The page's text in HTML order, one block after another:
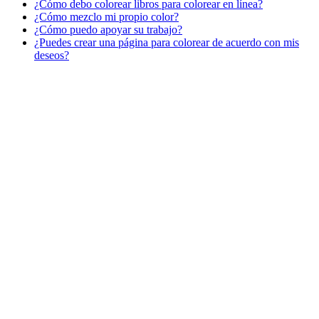
Verano y vacaciones
Libros para colorear para niños
Nezaradené
¿Cómo debo colorear libros para colorear en línea?
¿Cómo mezclo mi propio color?
¿Cómo puedo apoyar su trabajo?
¿Puedes crear una página para colorear de acuerdo con mis
deseos?